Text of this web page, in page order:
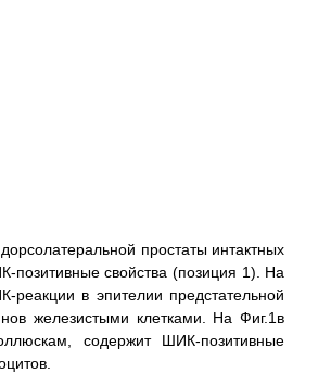
простаты интактных
позитивные свойства (позиция 1). На
реакции в эпителии предстательной
железистыми клетками. На Фиг.1в
содержит ШИК-позитивные